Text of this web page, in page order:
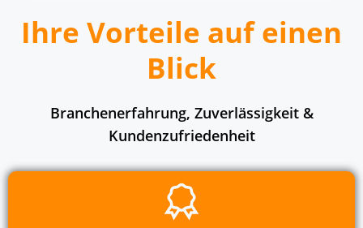
Ihre Vorteile auf einen
Blick
Branchenerfahrung, Zuverlässigkeit &
Kundenzufriedenheit